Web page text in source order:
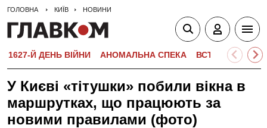
ГОЛОВНА КИЇВ НОВИНИ
1627-Й ДЕНЬ ВІЙНИ АНОМАЛЬНА СПЕКА ВСТУПНА
У Києві «тітушки» побили вікна в
маршрутках, що працюють за
новими правилами (фото)